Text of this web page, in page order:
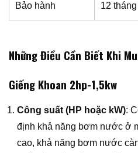
Bảo hành 12 tháng
Những Điều Cần Biết Khi
Giếng Khoan 2hp-1,5kw
Công suất (HP hoặc kW):
định khả năng bơm nước ở
cao, khả năng bơm nước